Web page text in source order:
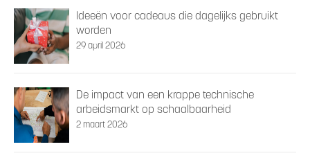
Ideeën voor cadeaus die dagelijks gebruikt
worden
29 april 2026
De impact van een krappe technische
arbeidsmarkt op schaalbaarheid
2 maart 2026